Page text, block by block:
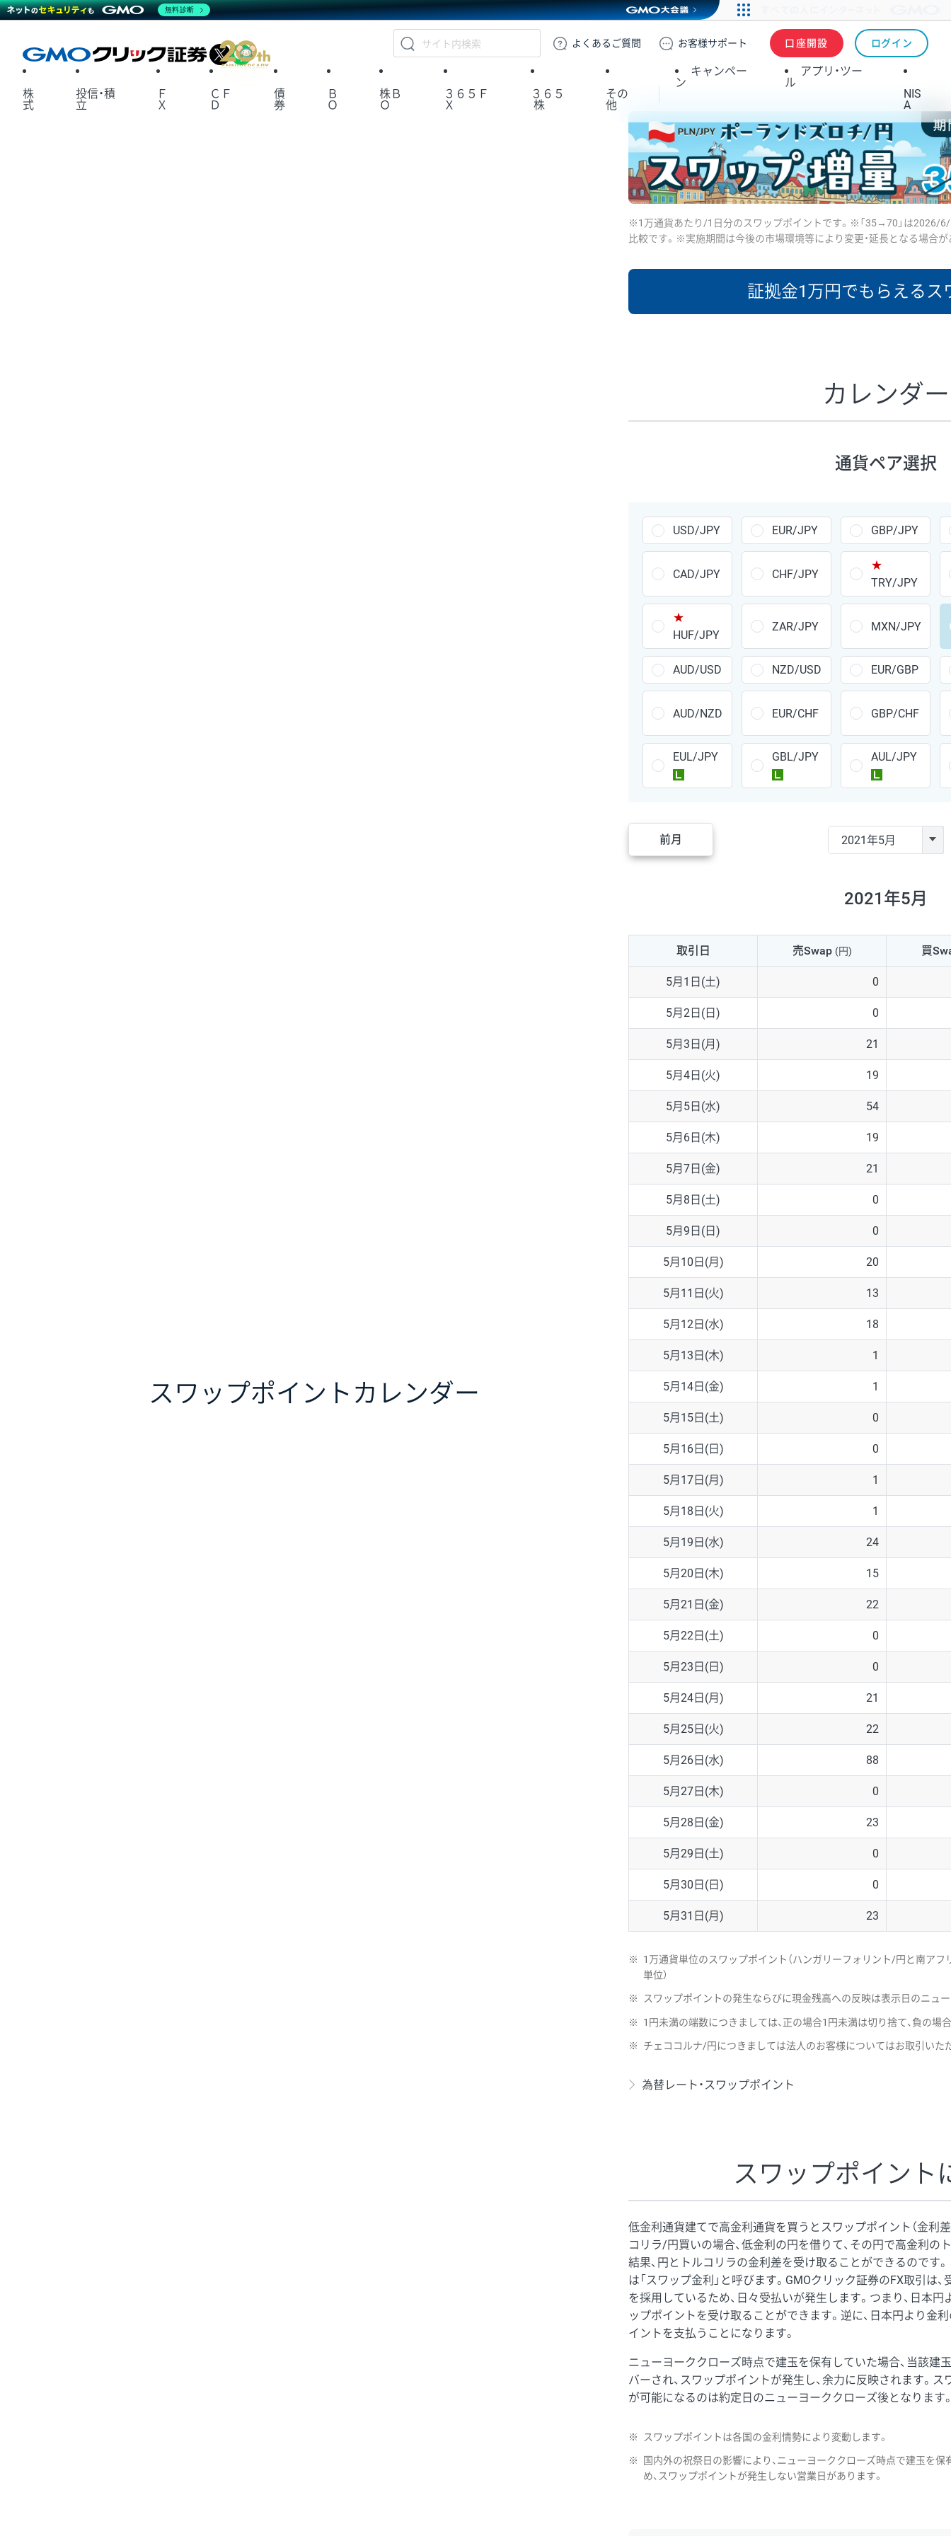
GMOクリック証券
よくある ご質問 お客様サポート 口座開設 ログイン
X
株
式
投信・積
立
Ｆ
Ｘ
ＣＦ
Ｄ
債
券
Ｂ
Ｏ
株Ｂ
Ｏ
３６５Ｆ
Ｘ
３６５
株
その
他
キャンペー
ン
アプリ・ツー
ル
NIS
A
スワップポイント カレンダー
※1万通貨あたり/1日分のスワップポイントです。※「35→70」は2026/6/
比較です。※実施期間は今後の市場環境等により変更・延長となる場合が
証拠金1万円でもらえるス
あたりの
ポイント
GBP/JPY 170円
AUD/JPY 106円
NZD/JPY 28円
CAD/JPY 38円
CHF/JPY 34円
PLN/JPY 35円
HUF/JPY 16円
ZAR/JPY 130円
MXN/JPY 140円
AUD/USD
NZD/USD 41円
EUR/GBP 71円
EUR/AUD 103円
GBP/AUD 43円
AUD/NZD 66円
EUR/CHF 111円
GBP/CHF 220円
USD/CHF 160円
※取引証拠金は同日の当社為替レート（ニューヨーククローズ・MIDレ
※ハンガリーフォリント/円と南アフリカランド/円とメキシコペソ/
カレンダー
通貨ペア選択
USD/JPY EUR/JPY GBP/JPY
CAD/JPY CHF/JPY
★
TRY/JPY
★
HUF/JPY
ZAR/JPY MXN/JPY
AUD/USD NZD/USD EUR/GBP
AUD/NZD EUR/CHF GBP/CHF
EUL/JPY
GBL/JPY
AUL/JPY
前月
2021年5月
取引日 売Swap (円) 買
5月1日(土) 0
5月2日(日) 0
5月3日(月) 21
5月4日(火) 19
5月5日(水) 54
5月6日(木) 19
5月7日(金) 21
5月8日(土) 0
5月9日(日) 0
5月10日(月) 20
5月11日(火) 13
5月12日(水) 18
5月13日(木) 1
5月14日(金) 1
5月15日(土) 0
5月16日(日) 0
5月17日(月) 1
5月18日(火) 1
5月19日(水) 24
5月20日(木) 15
5月21日(金) 22
5月22日(土) 0
5月23日(日) 0
5月24日(月) 21
5月25日(火) 22
5月26日(水) 88
5月27日(木) 0
5月28日(金) 23
5月29日(土) 0
5月30日(日) 0
5月31日(月) 23
※
1万通貨単位のスワップポイント（ハンガリーフォリント/円と南ア
単位）
※ スワップポイントの発生ならびに現金残高への反映は表示日のニュ
※ 1円未満の端数につきましては、正の場合1円未満は切り捨て、負の場
※ チェココルナ/円につきましては法人のお客様についてはお取引いた
為替レート・スワップポイント
スワップポイント
低金利通貨建てで高金利通貨を買うとスワップポイント（金利
コリラ/円買いの場合、低金利の円を借りて、その円で高金利の
結果、円とトルコリラの金利差を受け取ることができるのです
は「スワップ金利」と呼びます。GMOクリック証券のFX取引は
を採用しているため、日々受払いが発生します。つまり、日本
ップポイントを受け取ることができます。逆に、日本円より金
イントを支払うことになります。
ニューヨーククローズ時点で建玉を保有していた場合、当該建
バーされ、スワップポイントが発生し、余力に反映されます。
が可能になるのは約定日のニューヨーククローズ後となります
※ スワップポイントは各国の金利情勢により変動します。
※
国内外の祝祭日の影響により、ニューヨーククローズ時点で建玉を
め、スワップポイントが発生しない営業日があります。
無料診断